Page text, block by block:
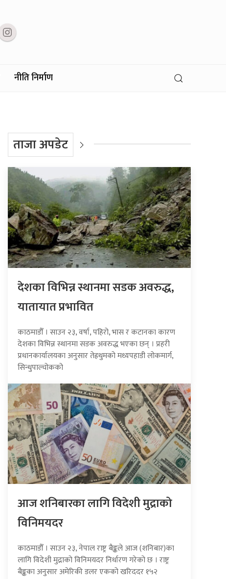
नीति निर्माण
ताजा अपडेट
देशका विभिन्न स्थानमा सडक अवरुद्ध,
यातायात प्रभावित
काठमाडौँ । साउन २३, वर्षा, पहिरो, भास र कटानका कारण
देशका विभिन्न स्थानमा सडक अवरुद्ध भएका छन् । प्रहरी
प्रधानकार्यालयका अनुसार तेह्रथुमको मध्यपहाडी लोकमार्ग,
सिन्धुपाल्चोकको
आज शनिबारका लागि विदेशी मुद्राको
विनिमयदर
काठमाडौँ । साउन २३, नेपाल राष्ट्र बैङ्कले आज (शनिबार)का
लागि विदेशी मुद्राको विनिमयदर निर्धारण गरेको छ । राष्ट्र
बैङ्कका अनुसार अमेरिकी डलर एकको खरिददर १५२